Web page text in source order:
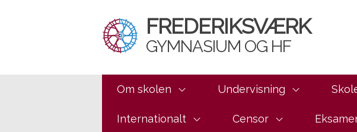
FREDERIKSVÆRK
GYMNASIUM OG HF
Om skolen Undervisning
Internationalt Censor